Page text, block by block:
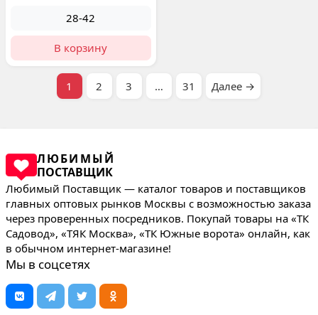
28-42
В корзину
1 2 3 … 31 Далее →
ЛЮБИМЫЙ
ПОСТАВЩИК
Любимый Поставщик — каталог товаров и поставщиков
главных оптовых рынков Москвы с возможностью заказа
через проверенных посредников. Покупай товары на «ТК
Садовод», «ТЯК Москва», «ТК Южные ворота» онлайн, как
в обычном интернет-магазине!
Мы в соцсетях